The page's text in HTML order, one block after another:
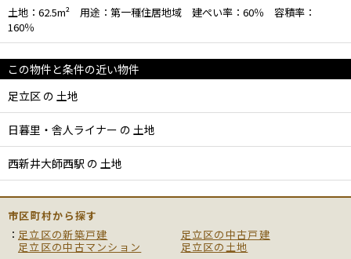
土地：62.5m² 用途：第一種住居地域 建ぺい率：60％ 容積率：
160％
この物件と条件の近い物件
足立区 の 土地
日暮里・舎人ライナー の 土地
西新井大師西駅 の 土地
市区町村から探す
足立区の新築戸建
足立区の中古戸建
足立区の中古マンション
足立区の土地